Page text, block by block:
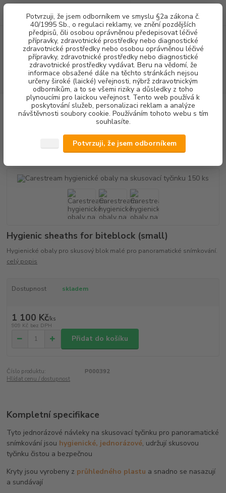
Potvrzuji, že jsem odborníkem ve smyslu §2a zákona č.
40/1995 Sb., o regulaci reklamy, ve znění pozdějších
předpisů, čili osobou oprávněnou předepisovat léčivé
přípravky, zdravotnické prostředky nebo diagnostické
zdravotnické prostředky nebo osobou oprávněnou léčivé
přípravky, zdravotnické prostředky nebo diagnostické
zdravotnické prostředky vydávat. Beru na vědomí, že
informace obsažené dále na těchto stránkách nejsou
určeny široké (laické) veřejnosti, nýbrž zdravotnickým
odborníkům, a to se všemi riziky a důsledky z toho
plynoucími pro laickou veřejnost. Tento web používá k
poskytování služeb, personalizaci reklam a analýze
návštěvnosti soubory cookie. Používáním tohoto webu s tím
souhlasíte.
Potvrzuji, že jsem odborníkem
Menu
CZK
Hledat
(Po-Pá, 8-16 hod.)
za0,00 Kč
RENTGENOLOGIE
Carestream hygienické obaly na skusovací
tyčinku 150 ks
Carestream hygienické obaly na
skusovací tyčinku 150 ks
Hygienic sheaths for biteblock (small)
Hygienické obaly pro skusový blok malé pro panoramatické snímkování.
celý popis
Dostupnost skladem
1 100 Kč/ks
909 Kč bez DPH
Přidat do košíku
Číslo produktu:
P000392
Hlídat cenu / dostupnost
Kompletní specifikace
Tyto jednorázové návleky na skusovací tyčinku pro panoramatické
snímkování jsou hygienické, jednorázové, udržují skusovou
tyčinku čistou a bezpečnou
Kryty jsou vyrobeny z průhledného plastu a snadno se nasazují
a sundávají